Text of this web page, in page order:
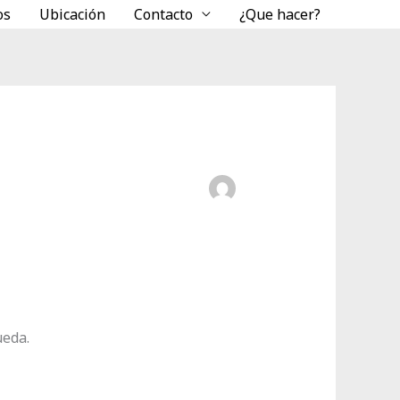
Ubicación Contacto ¿Que hacer?